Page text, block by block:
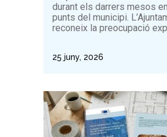
durant els darrers mesos
punts del municipi.
reconeix la preocupació
25 juny, 2026